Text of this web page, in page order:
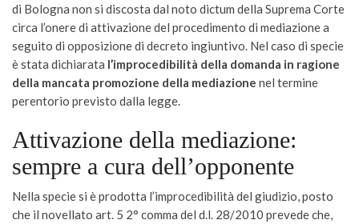
di Bologna non si discosta dal noto dictum della Suprema Corte
circa l’onere di attivazione del procedimento di mediazione a
seguito di opposizione di decreto ingiuntivo. Nel caso di specie
è stata dichiarata l’improcedibilità della domanda in ragione
della mancata promozione della mediazione nel termine
perentorio previsto dalla legge.
Attivazione della mediazione:
sempre a cura dell’opponente
Nella specie si è prodotta l’improcedibilità del giudizio, posto
che il novellato art. 5 2° comma del d.l. 28/2010 prevede che,